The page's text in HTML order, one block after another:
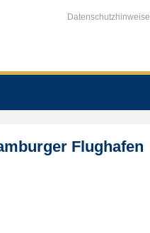
Datenschutzhinweise
Flughafen